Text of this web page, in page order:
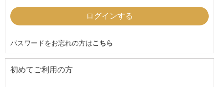
パスワードをお忘れの方はこちら
初めてご利用の方